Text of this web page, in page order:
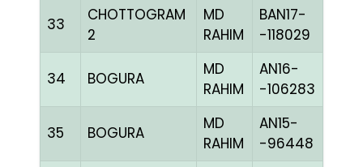
33
CHOTTOGRAM
2
MD
RAHIM
BAN17-
-118029
34 BOGURA
MD
RAHIM
AN16-
-106283
35 BOGURA
MD
RAHIM
AN15-
-96448